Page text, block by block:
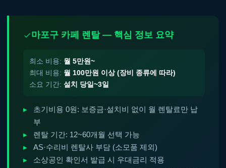
마포구 카페 렌탈 — 핵심 정보 요약
최소 비용: 월 5만원~
최대 비용: 월 100만원 이상 (장비 종류에 따라)
소요 기간: 설치 당일~3일
초기비용 0원: 보증금·설치비 없이 월 렌탈료만 납
부
렌탈 기간: 12~60개월 선택 가능
AS·수리비 렌탈사 부담 (소모품 제외)
소상공인 확인서 발급 시 우대금리 적용